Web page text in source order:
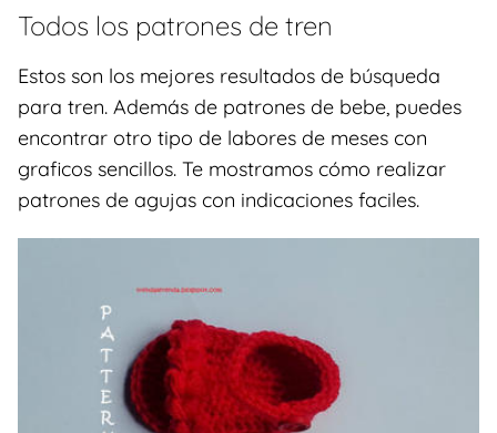
Todos los patrones de tren
Estos son los mejores resultados de búsqueda
para tren. Además de patrones de bebe, puedes
encontrar otro tipo de labores de meses con
graficos sencillos. Te mostramos cómo realizar
patrones de agujas con indicaciones faciles.